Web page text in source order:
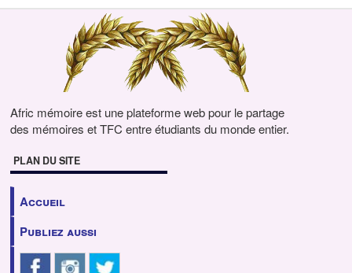
Afric mémoire est une plateforme web pour le partage
des mémoires et TFC entre étudiants du monde entier.
PLAN DU SITE
Accueil
Publiez aussi